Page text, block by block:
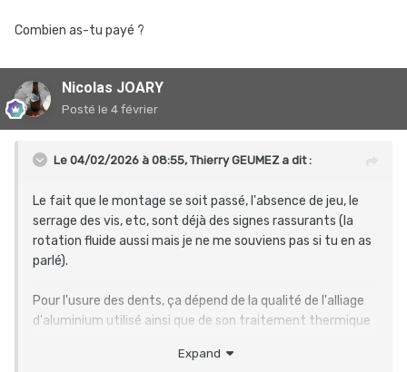
pour s'apercevoir que nous n'avons pas tous le même
pour la mécanique.
Mon physique, mon style de pédalage et ma manière de
traiter la mécanique ne sont pas très exigeants quant à la
robustesse du matériel. Je serai étonné si je dois répondre
Combien as-tu payé ?
Nicolas JOARY
Posté le 4 février
Le 04/02/2026 à 08:55, Thierry GEUMEZa dit :
Le fait que le montage se soit passé, l'absence de jeu, le
serrage des vis, etc, sont déjà des signes rassurants (la
rotation fluide aussi mais je ne me souviens pas si tu en as
parlé).
Pour l'usure des dents, ça dépend de la qualité de l'alliage
d'aluminium utilisé ainsi que de son traitement thermique
c'est usé en 5 ou 10.000 km, par exemple, tu prends en
Expand